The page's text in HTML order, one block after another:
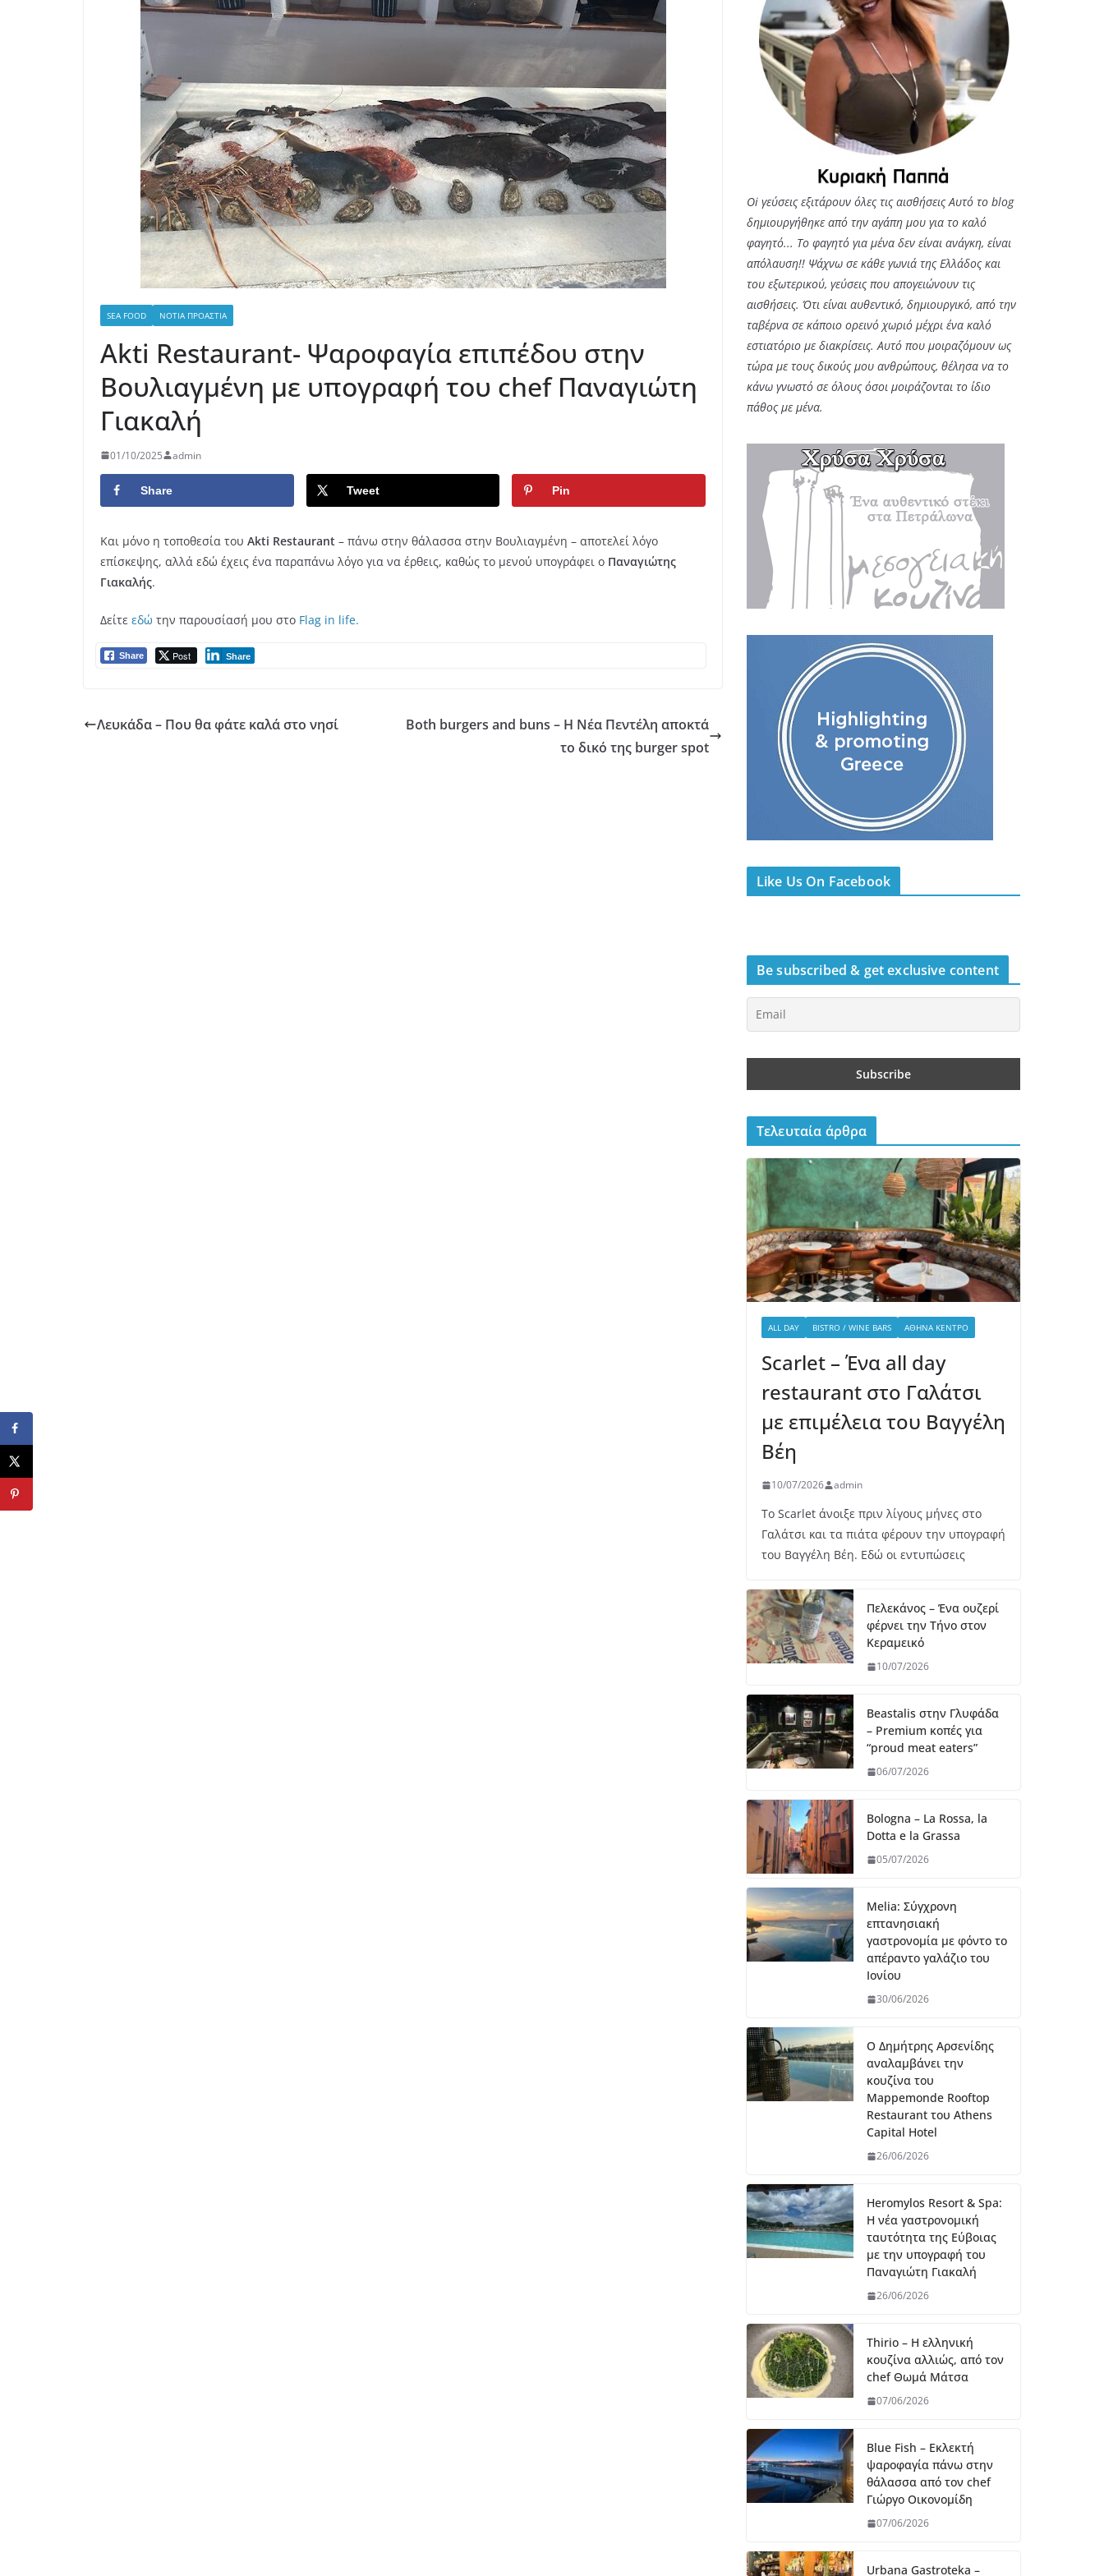
SEA FOOD ΝΌΤΙΑ ΠΡΟΆΣΤΙΑ
Akti Restaurant- Ψαροφαγία επιπέδου στην
Βουλιαγμένη με υπογραφή του chef Παναγιώτη
Γιακαλή
01/10/2025 admin
Share Tweet Pin
Και μόνο η τοποθεσία του Akti Restaurant – πάνω στην θάλασσα στην Βουλιαγμένη – αποτελεί λόγο
επίσκεψης, αλλά εδώ έχεις ένα παραπάνω λόγο για να έρθεις, καθώς το μενού υπογράφει ο Παναγιώτης
Γιακαλής.
Δείτε εδώ την παρουσίασή μου στο Flag in life.
Share Post Share
Λευκάδα – Που θα φάτε καλά στο νησί
Both burgers and buns – Η Νέα Πεντέλη αποκτά
το δικό της burger spot
Oi γεύσεις εξιτάρουν όλες τις αισθήσεις Αυτό το blog
δημιουργήθηκε από την αγάπη μου για το καλό
φαγητό... Tο φαγητό για μένα δεν είναι ανάγκη, είναι
απόλαυση!! Ψάχνω σε κάθε γωνιά της Ελλάδος και
του εξωτερικού, γεύσεις που απογειώνουν τις
αισθήσεις. Ότι είναι αυθεντικό, δημιουργικό, από την
ταβέρνα σε κάποιο ορεινό χωριό μέχρι ένα καλό
εστιατόριο με διακρίσεις. Αυτό που μοιραζόμουν ως
τώρα με τους δικούς μου ανθρώπους, θέλησα να το
κάνω γνωστό σε όλους όσοι μοιράζονται το ίδιο
πάθος με μένα.
Like Us On Facebook
Be subscribed & get exclusive content
Τελευταία άρθρα
ALL DAY BISTRO / WINE BARS ΑΘΉΝΑ ΚΈΝΤΡΟ
Scarlet – Ένα all day
restaurant στο Γαλάτσι
με επιμέλεια του Βαγγέλη
Βέη
10/07/2026 admin
Το Scarlet άνοιξε πριν λίγους μήνες στο
Γαλάτσι και τα πιάτα φέρουν την υπογραφή
του Βαγγέλη Βέη. Εδώ οι εντυπώσεις
Πελεκάνος – Ένα ουζερί
φέρνει την Τήνο στον
Κεραμεικό
10/07/2026
Beastalis στην Γλυφάδα
– Premium κοπές για
“proud meat eaters”
06/07/2026
Bologna – La Rossa, la
Dotta e la Grassa
05/07/2026
Melia: Σύγχρονη
επτανησιακή
γαστρονομία με φόντο το
απέραντο γαλάζιο του
Ιονίου
30/06/2026
Ο Δημήτρης Αρσενίδης
αναλαμβάνει την
κουζίνα του
Mappemonde Rooftop
Restaurant του Athens
Capital Hotel
26/06/2026
Heromylos Resort & Spa:
Η νέα γαστρονομική
ταυτότητα της Εύβοιας
με την υπογραφή του
Παναγιώτη Γιακαλή
26/06/2026
Thirio – Η ελληνική
κουζίνα αλλιώς, από τον
chef Θωμά Μάτσα
07/06/2026
Blue Fish – Εκλεκτή
ψαροφαγία πάνω στην
θάλασσα από τον chef
Γιώργο Οικονομίδη
07/06/2026
Urbana Gastroteka –